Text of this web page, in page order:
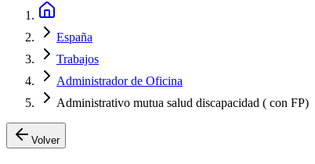
España
Trabajos
Administrador de Oficina
Administrativo mutua salud discapacidad ( con FP)
Volver